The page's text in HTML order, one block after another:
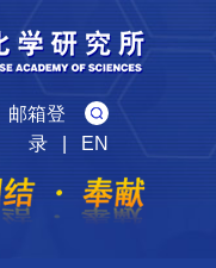
邮箱登
录| EN